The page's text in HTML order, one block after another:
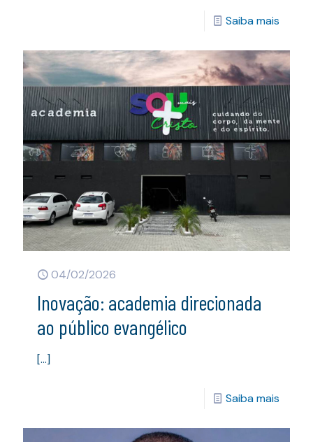
Saiba mais
04/02/2026
Inovação: academia direcionada
ao público evangélico
[…]
Saiba mais